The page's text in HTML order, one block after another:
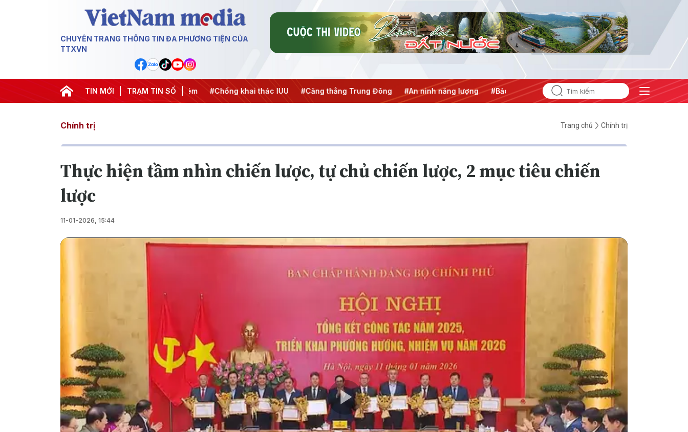
CHUYÊN TRANG THÔNG TIN ĐA PHƯƠNG TIỆN CỦA
TTXVN
TIN MỚI TRẠM TIN SỐ
thành hành động #Chiến dịch 500 ngày đêm #Chống khai thác IUU #Căng thẳng Trung Đông #An ninh năng lượng #Bảo vệ nền tảng tư tưởng của Đảng
Chính trị Trang chủ Chính trị
Thực hiện tầm nhìn chiến lược, tự chủ chiến lược, 2 mục tiêu chiến
lược
11-01-2026, 15:44
Play